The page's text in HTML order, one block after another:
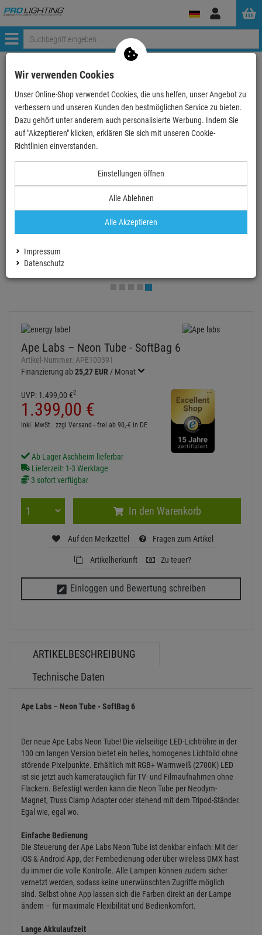
Anmelden
Menü
Weiter einkaufen ProLighting
Ape Labs Neon Tube
Ape Labs – Neon Tube - SoftBag 6
Ape Labs – Neon Tube - SoftBag 6
Artikel-Nummer: APE100391
Finanzierung ab25,27 EUR / Monat
UVP: 1.499,00 €2
1.399,00 €
inkl. MwSt. zzgl Versand - frei ab 90,-€ in DE
Ab Lager Aschheim lieferbar
Lieferzeit: 1-3 Werktage
3 sofort verfügbar
In den Warenkorb
Auf den Merkzettel Fragen zum Artikel
Artikelherkunft Zu teuer?
Einloggen und Bewertung schreiben
ARTIKELBESCHREIBUNG
Technische Daten
Ape Labs – Neon Tube - SoftBag 6
Der neue Ape Labs Neon Tube! Die vielseitige LED-Lichtröhre in der
100 cm langen Version bietet ein helles, homogenes Lichtbild ohne
störende Pixelpunkte. Erhältlich mit RGB+ Warmweiß (2700K) LED
ist sie jetzt auch kameratauglich für TV- und Filmaufnahmen ohne
Flackern. Befestigt werden kann die Neon Tube per Neodym-
Magnet, Truss Clamp Adapter oder stehend mit dem Tripod-Ständer.
Egal wie, egal wo.
Einfache Bedienung
Die Steuerung der Ape Labs Neon Tube ist denkbar einfach: Mit der
iOS & Android App, der Fernbedienung oder über wireless DMX hast
du immer die volle Kontrolle. Alle Lampen können zudem sicher
vernetzt werden, sodass keine unerwünschten Zugriffe möglich
sind. Selbst ohne App lassen sich die Farben direkt an der Lampe
ändern – für maximale Flexibilität und Bedienkomfort.
Lange Akkulaufzeit
Wir verwenden Cookies
Unser Online-Shop verwendet Cookies, die uns helfen, unser Angebot zu
verbessern und unseren Kunden den bestmöglichen Service zu bieten.
Dazu gehört unter anderem auch personalisierte Werbung. Indem Sie
auf "Akzeptieren" klicken, erklären Sie sich mit unseren Cookie-
Richtlinien einverstanden.
Einstellungen öffnen
Alle Ablehnen
Alle Akzeptieren
Impressum
Datenschutz